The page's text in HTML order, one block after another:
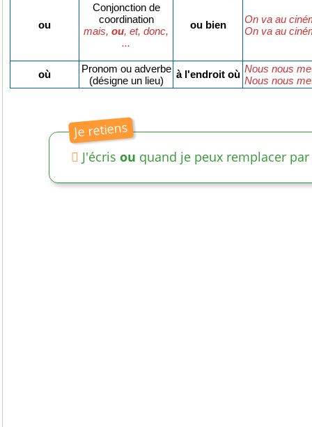
ou
Conjonction de
coordination
mais, ou, et, donc,
...
ou bien
On va au
On va au
où
Pronom ou adverbe
(désigne un lieu)
à l'endroit où Nous nous
Nous nous
J'écris ou quand je peux remplacer par